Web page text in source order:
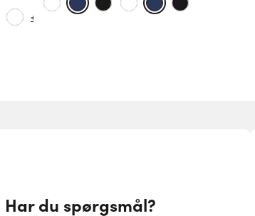
+5
Har du spørgsmål?